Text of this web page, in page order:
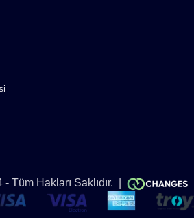
- Tüm Hakları Saklıdır. |